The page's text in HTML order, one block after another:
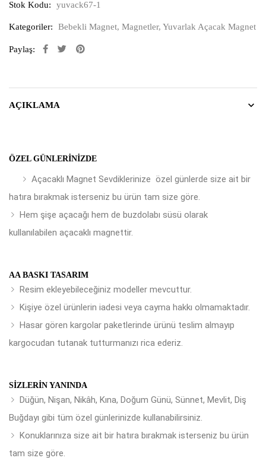
Stok Kodu: yuvack67-1
Kategoriler: Bebekli Magnet, Magnetler, Yuvarlak Açacak Magnet
Paylaş:
AÇIKLAMA
ÖZEL GÜNLERINIZDE
Açacaklı Magnet Sevdiklerinize özel günlerde size ait bir
hatıra bırakmak isterseniz bu ürün tam size göre.
Hem şişe açacağı hem de buzdolabı süsü olarak
kullanılabilen açacaklı magnettir.
AA BASKI TASARIM
Resim ekleyebileceğiniz modeller mevcuttur.
Kişiye özel ürünlerin iadesi veya cayma hakkı olmamaktadır.
Hasar gören kargolar paketlerinde ürünü teslim almayıp
kargocudan tutanak tutturmanızı rica ederiz.
SIZLERIN YANINDA
Düğün, Nişan, Nikâh, Kına, Doğum Günü, Sünnet, Mevlit, Diş
Buğdayı gibi tüm özel günlerinizde kullanabilirsiniz.
Konuklarınıza size ait bir hatıra bırakmak isterseniz bu ürün
tam size göre.